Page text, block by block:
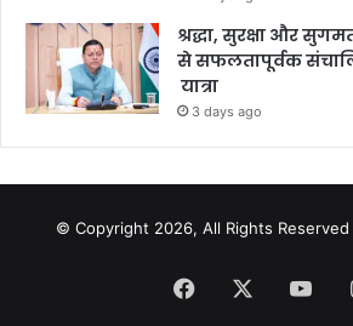
श्रद्धा, सुरक्षा और
से सफलतापूर्वक
यात्रा
3 days ago
© Copyright 2026, All Rights
Facebook